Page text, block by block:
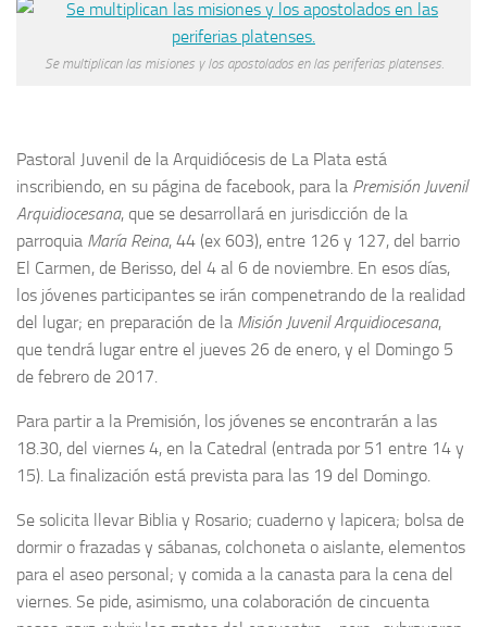
Se multiplican las misiones y los apostolados en las periferias platenses.
Pastoral Juvenil de la Arquidiócesis de La Plata está
inscribiendo, en su página de facebook, para la Premisión Juvenil
Arquidiocesana, que se desarrollará en jurisdicción de la
parroquia María Reina, 44 (ex 603), entre 126 y 127, del barrio
El Carmen, de Berisso, del 4 al 6 de noviembre. En esos días,
los jóvenes participantes se irán compenetrando de la realidad
del lugar; en preparación de la Misión Juvenil Arquidiocesana,
que tendrá lugar entre el jueves 26 de enero, y el Domingo 5
de febrero de 2017.
Para partir a la Premisión, los jóvenes se encontrarán a las
18.30, del viernes 4, en la Catedral (entrada por 51 entre 14 y
15). La finalización está prevista para las 19 del Domingo.
Se solicita llevar Biblia y Rosario; cuaderno y lapicera; bolsa de
dormir o frazadas y sábanas, colchoneta o aislante, elementos
para el aseo personal; y comida a la canasta para la cena del
viernes. Se pide, asimismo, una colaboración de cincuenta